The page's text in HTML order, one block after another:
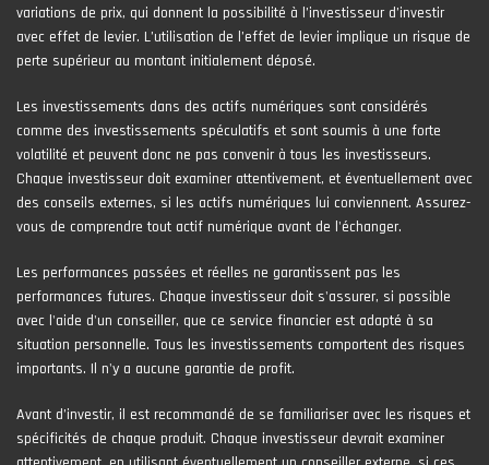
variations de prix, qui donnent la possibilité à l’investisseur d’investir
avec effet de levier. L’utilisation de l’effet de levier implique un risque de
perte supérieur au montant initialement déposé.
Les investissements dans des actifs numériques sont considérés
comme des investissements spéculatifs et sont soumis à une forte
volatilité et peuvent donc ne pas convenir à tous les investisseurs.
Chaque investisseur doit examiner attentivement, et éventuellement avec
des conseils externes, si les actifs numériques lui conviennent. Assurez-
vous de comprendre tout actif numérique avant de l'échanger.
Les performances passées et réelles ne garantissent pas les
performances futures. Chaque investisseur doit s'assurer, si possible
avec l'aide d'un conseiller, que ce service financier est adapté à sa
situation personnelle. Tous les investissements comportent des risques
importants. Il n'y a aucune garantie de profit.
Avant d’investir, il est recommandé de se familiariser avec les risques et
spécificités de chaque produit. Chaque investisseur devrait examiner